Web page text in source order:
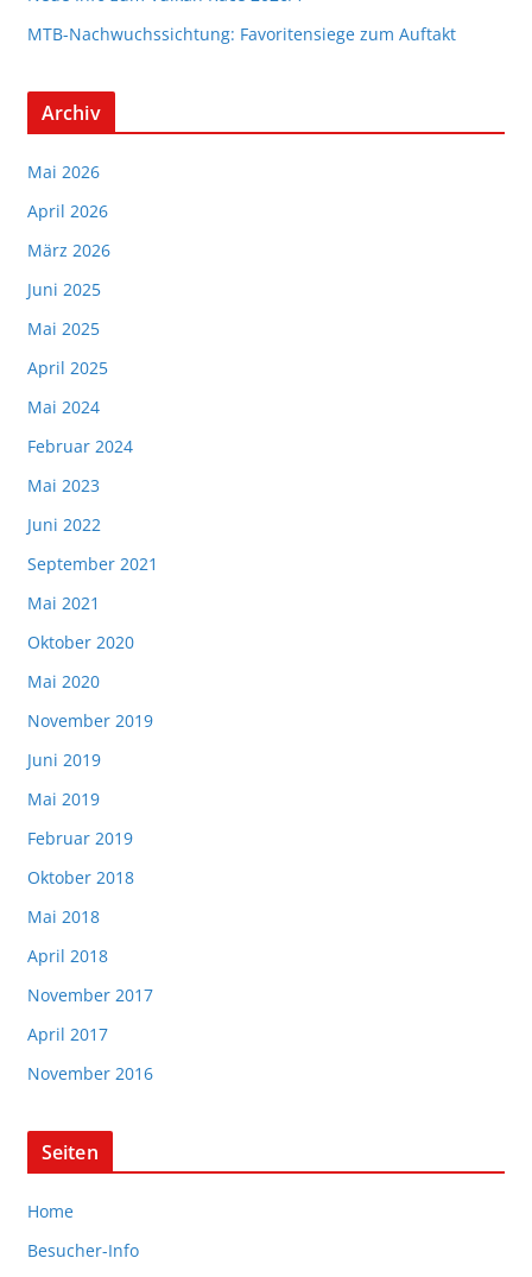
MTB-Nachwuchssichtung: Favoritensiege zum Auftakt
Archiv
Mai 2026
April 2026
März 2026
Juni 2025
Mai 2025
April 2025
Mai 2024
Februar 2024
Mai 2023
Juni 2022
September 2021
Mai 2021
Oktober 2020
Mai 2020
November 2019
Juni 2019
Mai 2019
Februar 2019
Oktober 2018
Mai 2018
April 2018
November 2017
April 2017
November 2016
Seiten
Home
Besucher-Info